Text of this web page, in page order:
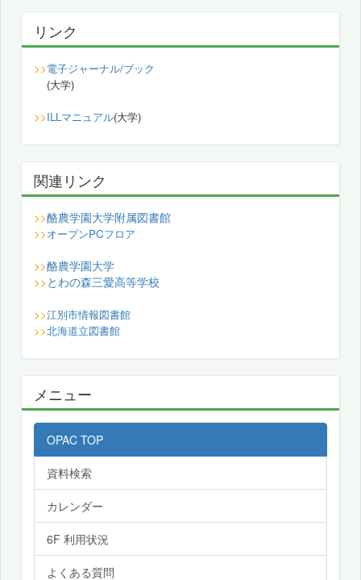
リンク
>>電子ジャーナル/ブック
(大学)
>>ILLマニュアル(大学)
関連リンク
>>酪農学園大学附属図書館
>>オープンPCフロア
>>酪農学園大学
>> とわの森三愛高等学校
>>江別市情報図書館
>>北海道立図書館
メニュー
OPAC TOP
資料検索
カレンダー
6F 利用状況
よくある質問